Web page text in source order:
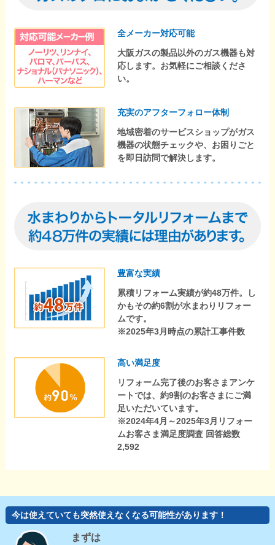
全メーカー対応可能
大阪ガスの製品以外のガス機器も対
応します。お気軽にご相談くださ
い。
充実のアフターフォロー体制
地域密着のサービスショップがガス
機器の状態チェックや、お困りごと
を即日訪問で解決します。
豊富な実績
累積リフォーム実績が約48万件。し
かもその約6割が水まわりリフォー
ムです。
※2025年3月時点の累計工事件数
高い満足度
リフォーム完了後のお客さまアンケ
ートでは、約9割のお客さまにご満
足いただいています。
※2024年4月～2025年3月リフォー
ムお客さま満足度調査 回答総数
2,592
今は使えていても突然使えなくなる可能性があります！
まずは